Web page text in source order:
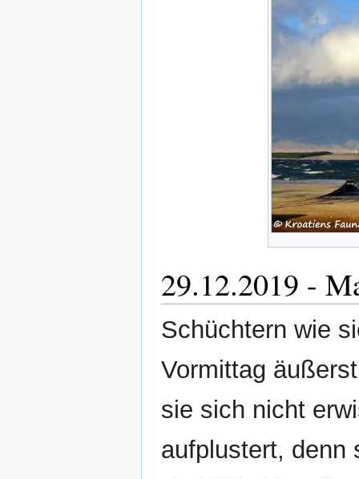
29.12.2019 -
Schüchtern wie
Vormittag
sie sich nicht
aufplustert, denn